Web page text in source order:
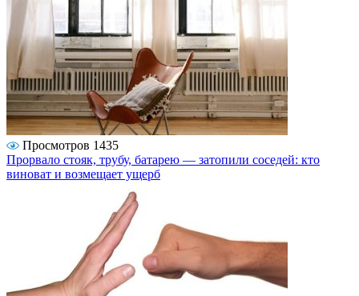
Просмотров 1435
Прорвало стояк, трубу, батарею — затопили соседей: кто
виноват и возмещает ущерб